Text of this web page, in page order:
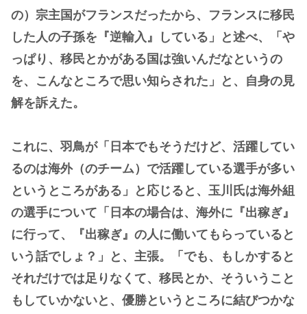
の）宗主国がフランスだったから、フランスに移民
した人の子孫を『逆輸入』している」と述べ、「や
っぱり、移民とかがある国は強いんだなというの
を、こんなところで思い知らされた」と、自身の見
解を訴えた。
これに、羽鳥が「日本でもそうだけど、活躍してい
るのは海外（のチーム）で活躍している選手が多い
というところがある」と応じると、玉川氏は海外組
の選手について「日本の場合は、海外に『出稼ぎ』
に行って、『出稼ぎ』の人に働いてもらっていると
いう話でしょ？」と、主張。「でも、もしかすると
それだけでは足りなくて、移民とか、そういうこと
もしていかないと、優勝というところに結びつかな